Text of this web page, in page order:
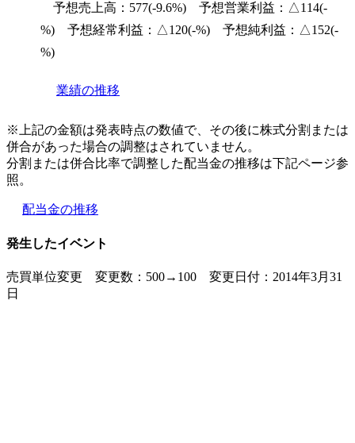
予想売上高：577(-9.6%) 予想営業利益：△114(-
%) 予想経常利益：△120(-%) 予想純利益：△152(-
%)
業績の推移
※上記の金額は発表時点の数値で、その後に株式分割または
併合があった場合の調整はされていません。
分割または併合比率で調整した配当金の推移は下記ページ参
照。
配当金の推移
発生したイベント
売買単位変更 変更数：500→100 変更日付：2014年3月31
日